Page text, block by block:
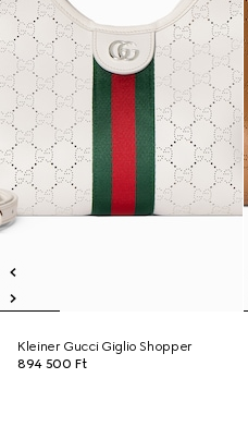
Kleiner Gucci Giglio Shopper
894 500 Ft